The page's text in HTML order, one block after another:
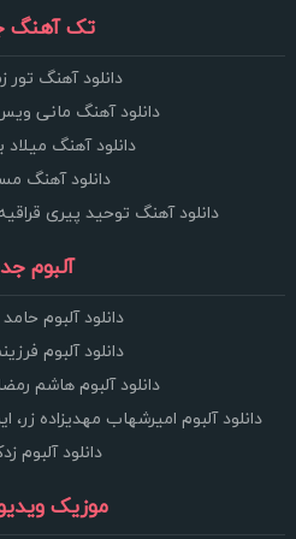
تک آهنگ
دانلود آهنگ تور
دانلود آهنگ مانی
دانلود آهنگ میلاد
دانلود آهنگ
دانلود آهنگ توحید پیری
آلبوم
دانلود آلبوم
دانلود آلبوم فرزینم4 ای
دانلود آلبوم هاشم
دانلود آلبوم امیرشهاب مهدیزاده
دانلود آلبوم
موزیک